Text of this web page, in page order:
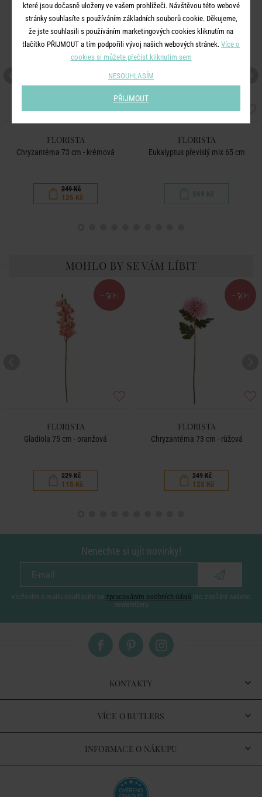
-50%
FLORISTA
Chryzantéma 73 cm - krémová
249 Kč
125 Kč
FLORISTA
Eukalyptus převislý mix 65 cm
599 Kč
MOHLO BY SE VÁM LÍBIT
-50 %
FLORISTA
Gladiola 75 cm - oranžová
229 Kč
115 Kč
-50 %
FLORISTA
Chryzantéma 73 cm - růžová
249 Kč
125 Kč
Nenechte si ujít novinky!
vložením e-mailu souhlasíte se zpracováním osobních údajů pro zasílání našeho
newsletteru
KONTAKTY
VÍCE O BUTLERS
INFORMACE O NÁKUPU
které jsou dočasně uloženy ve vašem prohlížeči. Návštěvou této webové
stránky souhlasíte s používáním základních souborů cookie. Děkujeme,
že jste souhlasili s používáním marketingových cookies kliknutím na
tlačítko PŘIJMOUT a tím podpořili vývoj našich webových stránek. Více o
cookies si můžete přečíst kliknutím sem
NESOUHLASÍM
PŘIJMOUT